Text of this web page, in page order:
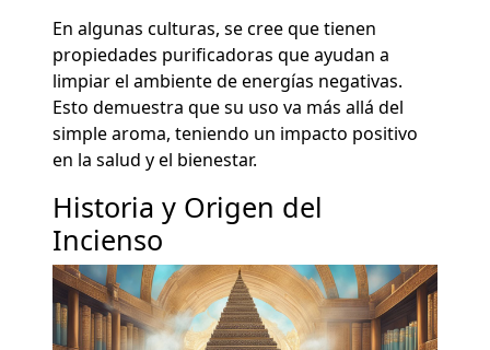
En algunas culturas, se cree que tienen
propiedades purificadoras que ayudan a
limpiar el ambiente de energías negativas.
Esto demuestra que su uso va más allá del
simple aroma, teniendo un impacto positivo
en la salud y el bienestar.
Historia y Origen del
Incienso